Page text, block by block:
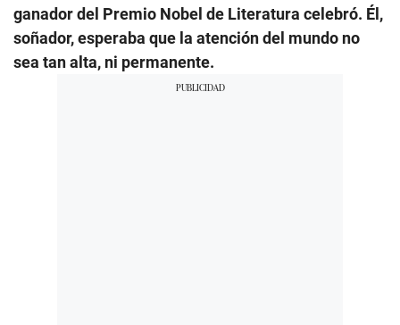
ganador del Premio Nobel de Literatura celebró. Él,
soñador, esperaba que la atención del mundo no
sea tan alta, ni permanente.